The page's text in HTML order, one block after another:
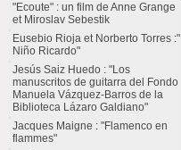
"Ecoute" : un film de Anne Grange
et Miroslav Sebestik
Eusebio Rioja et Norberto Torres :"
Niño Ricardo"
Jesús Saiz Huedo : "Los
manuscritos de guitarra del Fondo
Manuela Vázquez-Barros de la
Biblioteca Lázaro Galdiano"
Jacques Maigne : "Flamenco en
flammes"